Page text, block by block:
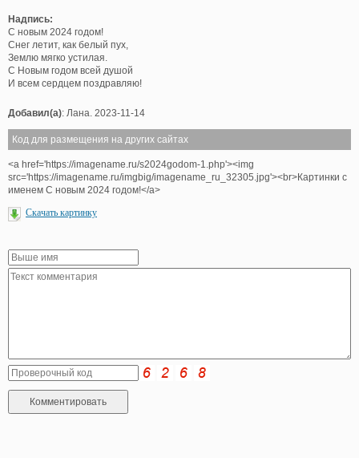
Надпись:
С новым 2024 годом!
Снег летит, как белый пух,
Землю мягко устилая.
С Новым годом всей душой
И всем сердцем поздравляю!
Добавил(а): Лана. 2023-11-14
Код для размещения на других сайтах
<a href='https://imagename.ru/s2024godom-1.php'><img
src='https://imagename.ru/imgbig/imagename_ru_32305.jpg'><br>Картинки с
именем С новым 2024 годом!</a>
Скачать картинку